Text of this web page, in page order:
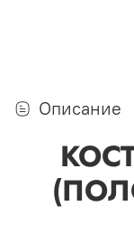
Описание